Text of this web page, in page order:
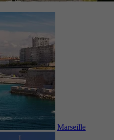
Marseille